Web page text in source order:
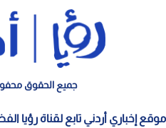
جميع الحقوق
موقع إخباري أردني تابع لقناة رؤيا